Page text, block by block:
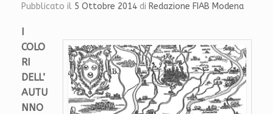
Pubblicato il 5 Ottobre 2014 di Redazione FIAB Modena
I
COLO
RI
DELL’
AUTU
NNO